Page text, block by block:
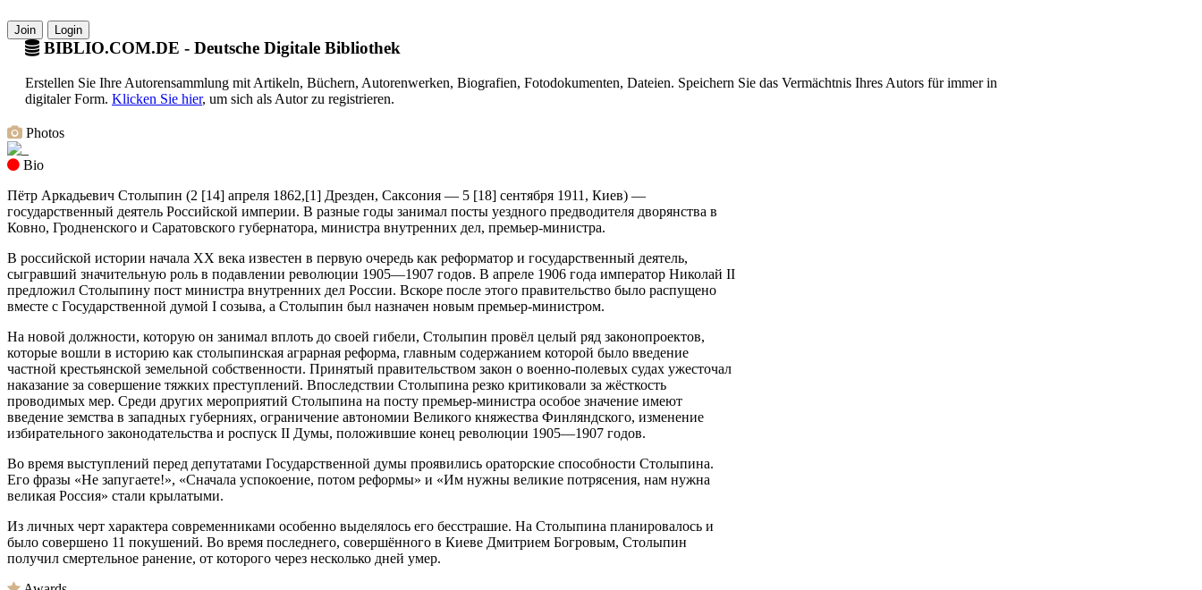
Join Login
BIBLIO.COM.DE - Deutsche Digitale Bibliothek
Erstellen Sie Ihre Autorensammlung mit Artikeln, Büchern, Autorenwerken, Biografien, Fotodokumenten, Dateien. Speichern Sie das Vermächtnis Ihres Autors für immer in
digitaler Form. Klicken Sie hier, um sich als Autor zu registrieren.
Photos
Bio
Пётр Аркадьевич Столыпин (2 [14] апреля 1862,[1] Дрезден, Саксония — 5 [18] сентября 1911, Киев) —
государственный деятель Российской империи. В разные годы занимал посты уездного предводителя дворянства в
Ковно, Гродненского и Саратовского губернатора, министра внутренних дел, премьер-министра.
В российской истории начала XX века известен в первую очередь как реформатор и государственный деятель,
сыгравший значительную роль в подавлении революции 1905—1907 годов. В апреле 1906 года император Николай II
предложил Столыпину пост министра внутренних дел России. Вскоре после этого правительство было распущено
вместе с Государственной думой I созыва, а Столыпин был назначен новым премьер-министром.
На новой должности, которую он занимал вплоть до своей гибели, Столыпин провёл целый ряд законопроектов,
которые вошли в историю как столыпинская аграрная реформа, главным содержанием которой было введение
частной крестьянской земельной собственности. Принятый правительством закон о военно-полевых судах ужесточал
наказание за совершение тяжких преступлений. Впоследствии Столыпина резко критиковали за жёсткость
проводимых мер. Среди других мероприятий Столыпина на посту премьер-министра особое значение имеют
введение земства в западных губерниях, ограничение автономии Великого княжества Финляндского, изменение
избирательного законодательства и роспуск II Думы, положившие конец революции 1905—1907 годов.
Во время выступлений перед депутатами Государственной думы проявились ораторские способности Столыпина.
Его фразы «Не запугаете!», «Сначала успокоение, потом реформы» и «Им нужны великие потрясения, нам нужна
великая Россия» стали крылатыми.
Из личных черт характера современниками особенно выделялось его бесстрашие. На Столыпина планировалось и
было совершено 11 покушений. Во время последнего, совершённого в Киеве Дмитрием Богровым, Столыпин
получил смертельное ранение, от которого через несколько дней умер.